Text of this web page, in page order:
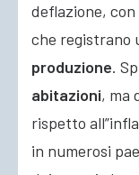
deflazione,
che registrano
produzione.
abitazioni, ma
rispetto
in numerosi